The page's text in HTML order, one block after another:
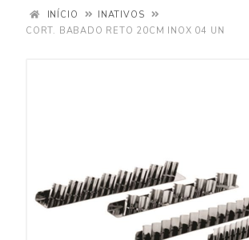
INÍCIO
INATIVOS
CORT. BABADO RETO 20CM INOX 04 UN